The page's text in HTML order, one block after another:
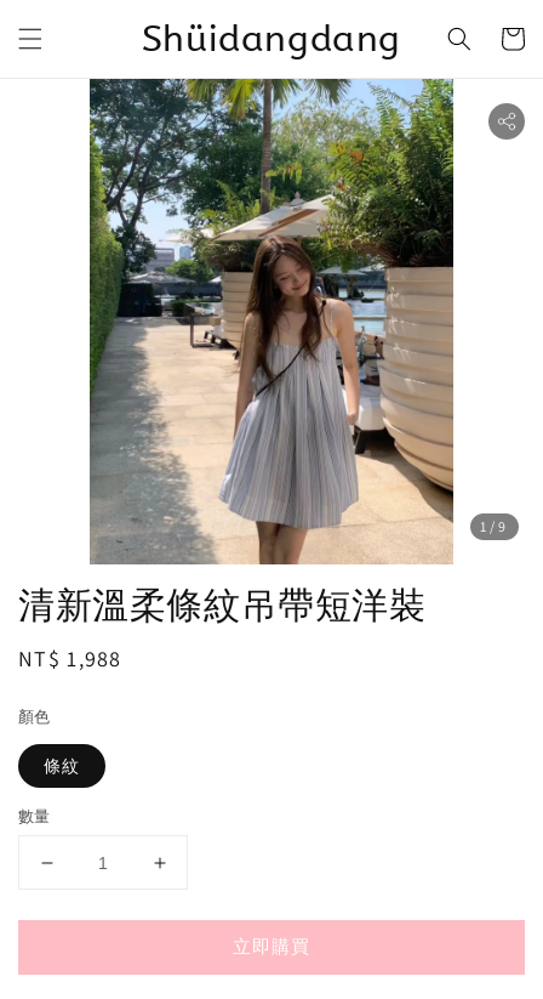
Shüidangdang
1 /9
清新溫柔條紋吊帶短洋裝
Regular
NT$ 1,988
顏色
條紋
數量
立即購買